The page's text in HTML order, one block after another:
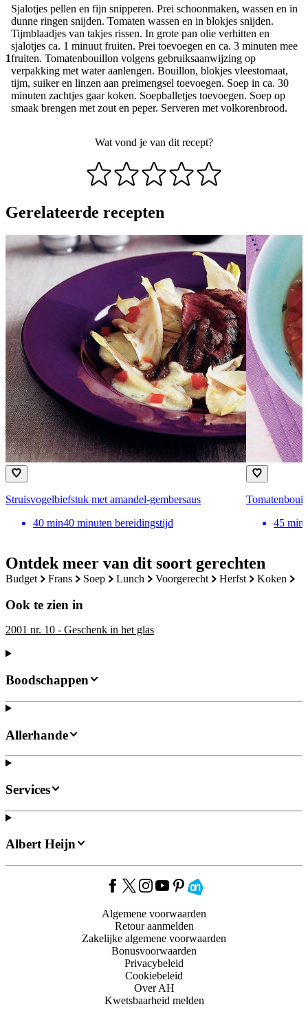
Ontdek meer van dit soort gerechten
budget frans soep lunch voorgerecht herfst koken
Ook te zien in
2001 nr. 10 - Geschenk in het glas
1
Sjalotjes pellen en fijn snipperen. Prei schoonmaken, wassen en in
dunne ringen snijden. Tomaten wassen en in blokjes snijden.
Tijmblaadjes van takjes rissen. In grote pan olie verhitten en
sjalotjes ca. 1 minuut fruiten. Prei toevoegen en ca. 3 minuten mee
fruiten. Tomatenbouillon volgens gebruiksaanwijzing op
verpakking met water aanlengen. Bouillon, blokjes vleestomaat,
tijm, suiker en linzen aan preimengsel toevoegen. Soep in ca. 30
minuten zachtjes gaar koken. Soepballetjes toevoegen. Soep op
smaak brengen met zout en peper. Serveren met volkorenbrood.
Wat vond je van dit recept?
Gerelateerde recepten
Struisvogelbiefstuk met amandel-gembersaus
40 min40 minuten bereidingstijd
45 min
Boodschappen
Allerhande
Services
Albert Heijn
Algemene voorwaarden
Retour aanmelden
Zakelijke algemene voorwaarden
Bonusvoorwaarden
Privacybeleid
Cookiebeleid
Over AH
Kwetsbaarheid melden